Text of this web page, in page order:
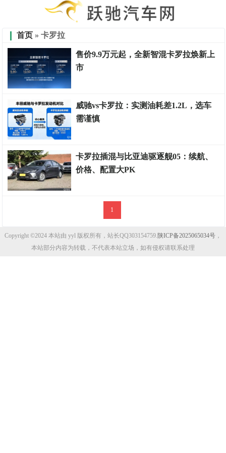
首页 » 卡罗拉
售价9.9万元起，全新智混卡罗拉焕新上
市
威驰vs卡罗拉：实测油耗差1.2L，选车
需谨慎
卡罗拉插混与比亚迪驱逐舰05：续航、
价格、配置大PK
1
Copyright ©2024 本站由 yyl 版权所有，站长QQ303154759. 陕ICP备2025065034号，
本站部分内容为转载，不代表本站立场，如有侵权请联系处理